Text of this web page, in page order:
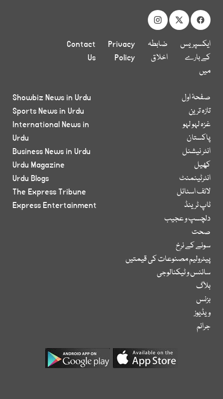
ایکسپریس
کے بارے
میں
ضابطہ
اخلاق
Privacy
Policy
Contact
Us
صفحۂ اول
تازہ ترین
غزہ لہو لہو
پاکستان
انٹر نیشنل
کھیل
انٹرٹینمنٹ
لائف اسٹائل
ٹاپ ٹرینڈ
دلچسپ و عجیب
صحت
سونے کے نرخ
پیٹرولیم مصنوعات کی قیمتیں
سائنس و ٹیکنالوجی
بلاگ
بزنس
ویڈیوز
جرائم
Showbiz News in Urdu
Sports News in Urdu
International News in
Urdu
Business News in Urdu
Urdu Magazine
Urdu Blogs
The Express Tribune
Express Entertainment